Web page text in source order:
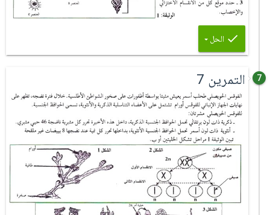
الحل
7 التمرين 7